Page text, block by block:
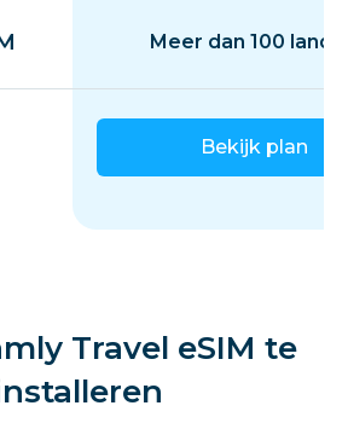
Meer dan 100
Bekijk plan
Travel eSIM te